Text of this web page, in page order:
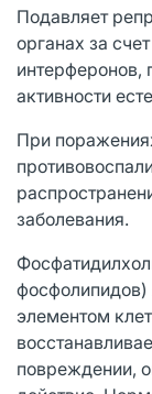
Подавляет
органах за
интерферонов,
активности
При
заболевания.
фосфолипидов)
элементом
повреждении,